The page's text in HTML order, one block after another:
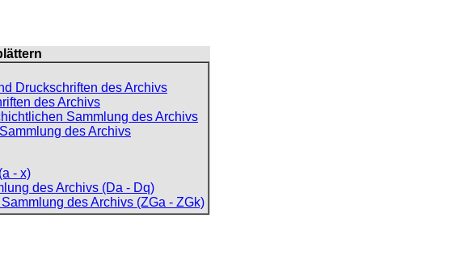
Druckschriften des Archivs
des Archivs
Sammlung des Archivs
des Archivs
- x)
des Archivs (Da - Dq)
des Archivs (ZGa - ZGk)